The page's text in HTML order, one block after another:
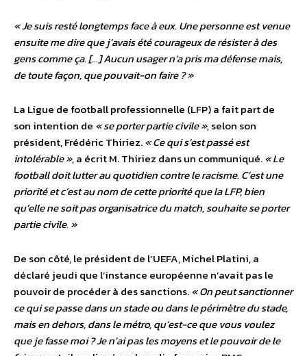
« Je suis resté longtemps face à eux. Une personne est venue
ensuite me dire que j’avais été courageux de résister à des
gens comme ça. […] Aucun usager n’a pris ma défense mais,
de toute façon, que pouvait-on faire ? »
La Ligue de football professionnelle (LFP) a fait part de
son intention de « se porter partie civile », selon son
président, Frédéric Thiriez.« Ce qui s’est passé est
intolérable », a écrit M. Thiriez dans un communiqué.« Le
football doit lutter au quotidien contre le racisme. C’est une
priorité et c’est au nom de cette priorité que la LFP, bien
qu’elle ne soit pas organisatrice du match, souhaite se porter
partie civile. »
De son côté, le président de l’UEFA, Michel Platini, a
déclaré jeudi que l’instance européenne n’avait pas le
pouvoir de procéder à des sanctions.« On peut sanctionner
ce qui se passe dans un stade ou dans le périmètre du stade,
mais en dehors, dans le métro, qu’est-ce que vous voulez
que je fasse moi ? Je n’ai pas les moyens et le pouvoir de le